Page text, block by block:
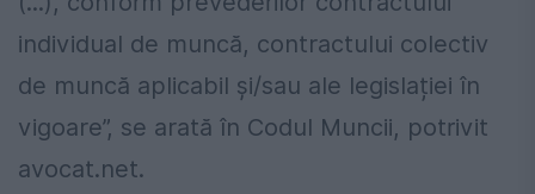
individual de muncă, contractului colectiv
de muncă aplicabil și/sau ale legislației în
vigoare”, se arată în Codul Muncii, potrivit
avocat.net.